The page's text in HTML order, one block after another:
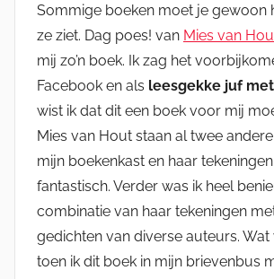
Sommige boeken moet je gewoon
ze ziet. Dag poes! van Mies van
mij zo’n boek. Ik zag het
Facebook en als leesgekke juf
wist ik dat dit een boek voor mij
Mies van Hout staan al twee
mijn boekenkast en haar
fantastisch. Verder was ik heel
combinatie van haar tekeningen
gedichten van diverse auteurs. Wat
toen ik dit boek in mijn brievenbus